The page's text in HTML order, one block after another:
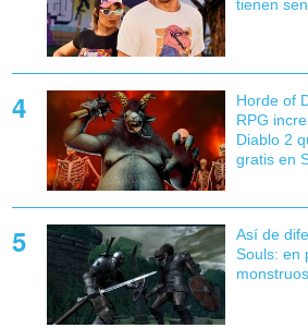
tienen
Horde of
RPG
Diablo 2
gratis en
Así de
Souls: en